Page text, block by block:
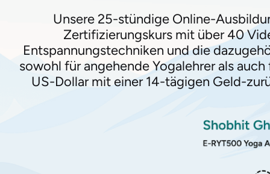
Unsere 25-stündige Online-
Zertifizierungskurs mit über 40
Entspannungstechniken und die
sowohl für angehende Yogalehrer als
US-Dollar mit einer 14-tägigen Geld-